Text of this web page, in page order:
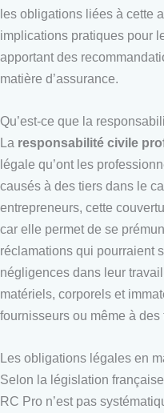
les obligations liées à cette
implications pratiques pour
apportant des
matière d’assurance.
Qu’est-ce que la
La responsabilité civile
légale qu’ont les
causés à des tiers dans le
entrepreneurs, cette
car elle permet de se
réclamations qui pourraient
négligences dans leur
matériels, corporels et
fournisseurs ou même à des
Les obligations légales en
Selon la législation
RC Pro n’est pas